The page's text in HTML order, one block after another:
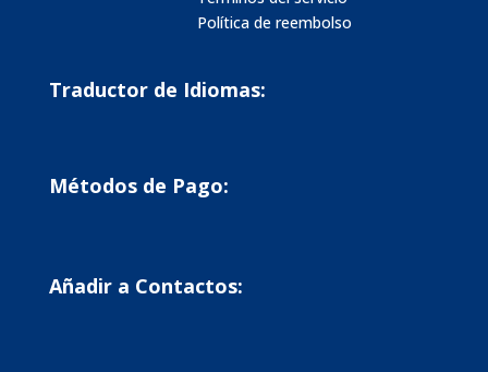
Política de reembolso
Traductor de Idiomas:
Métodos de Pago:
Añadir a Contactos: